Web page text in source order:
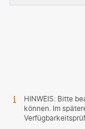
HINWEIS: Bitte
können. Im